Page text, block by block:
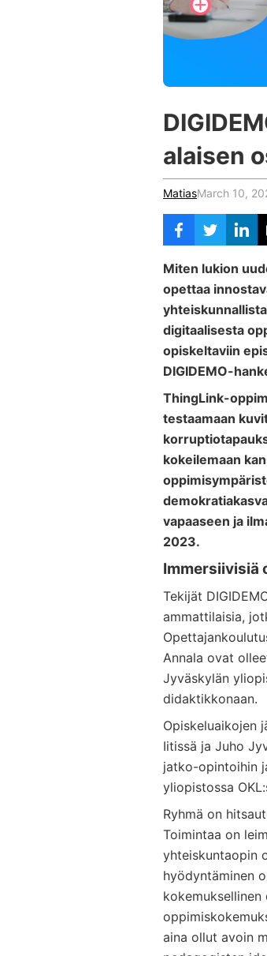
alaisen
MatiasMarch 10,
Miten lukion
opettaa
digitaalisesta
opiskeltaviin
DIGIDEMO-
ThingLink-
testaamaan
kokeilemaan
vapaaseen ja
2023.
Immersiivisiä
Tekijät
ammattilaisia,
Annala ovat
Jyväskylän
didaktikkonaan.
Opiskeluaikojen
Iitissä ja Juho
jatko-opintoihin
yliopistossa
Ryhmä on
Toimintaa on
yhteiskuntaopin
hyödyntäminen
aina ollut avoin